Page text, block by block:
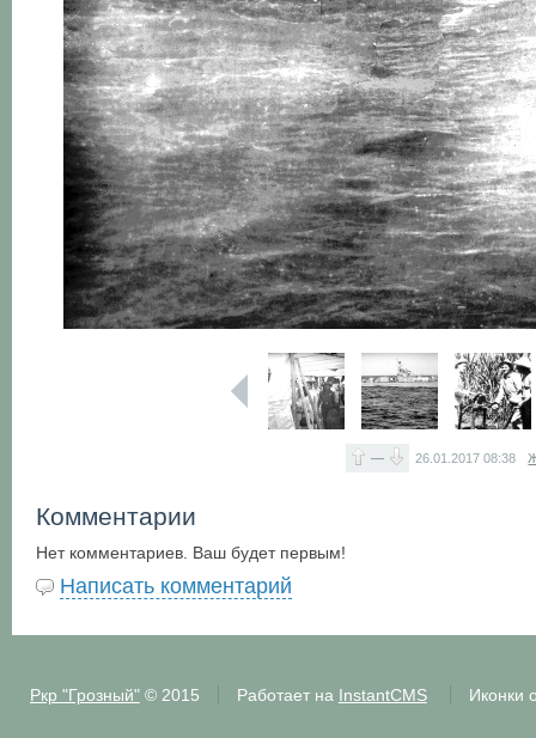
— 26.01.201708:38
Комментарии
Нет комментариев. Ваш будет первым!
Написать комментарий
Ркр "Грозный"© 2015 Работает на InstantCMS Иконки